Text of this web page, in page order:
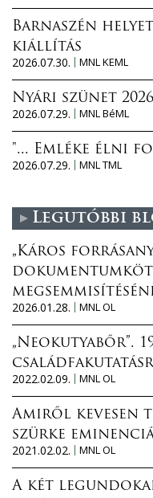
Barnaszén
kiállítás
2026.07.30.
MNL KEML
Nyári szünet 2026
2026.07.29.
MNL BéML
"... Emléke élni
2026.07.29.
MNL TML
Legutóbbi
„Káros
2026.01.28.
MNL OL
„Neokutyabőr”.
2022.02.09.
MNL OL
Amiről kevesen
szürke
2021.02.02.
MNL OL
A két